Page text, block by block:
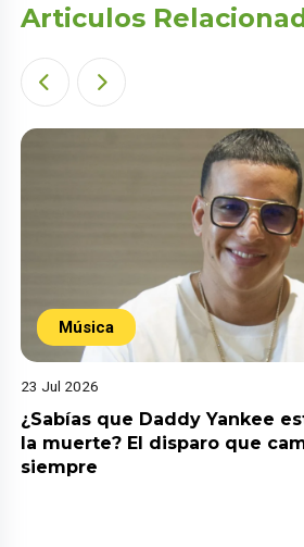
Articulos
Música
23 Jul 2026
¿Sabías que Daddy Yankee
la muerte? El disparo que
siempre